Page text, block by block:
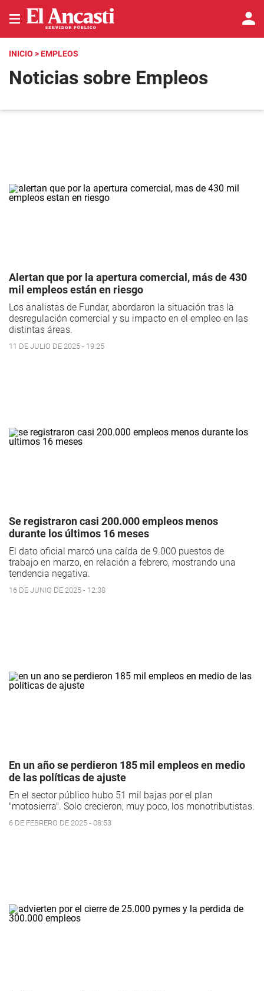
INICIO > EMPLEOS
Noticias sobre Empleos
Alertan que por la apertura comercial, más de 430
mil empleos están en riesgo
Los analistas de Fundar, abordaron la situación tras la
desregulación comercial y su impacto en el empleo en las
distintas áreas.
11 DE JULIO DE 2025 - 19:25
Se registraron casi 200.000 empleos menos
durante los últimos 16 meses
El dato oficial marcó una caída de 9.000 puestos de
trabajo en marzo, en relación a febrero, mostrando una
tendencia negativa.
16 DE JUNIO DE 2025 - 12:38
En un año se perdieron 185 mil empleos en medio
de las políticas de ajuste
En el sector público hubo 51 mil bajas por el plan
"motosierra". Solo crecieron, muy poco, los monotributistas.
6 DE FEBRERO DE 2025 - 08:53